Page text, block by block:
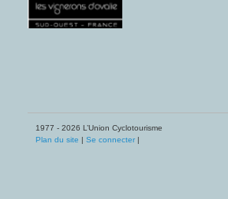
1977 - 2026 L’Union Cyclotourisme
Plan du site |Se connecter |